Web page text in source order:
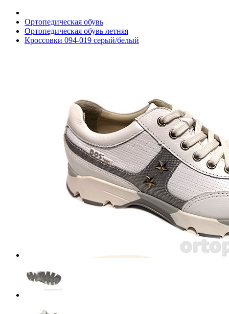
Ортопедическая обувь
Ортопедическая обувь летняя
Кроссовки 094-019 серый/белый